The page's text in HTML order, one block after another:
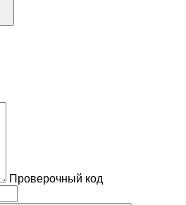
Проверочный код